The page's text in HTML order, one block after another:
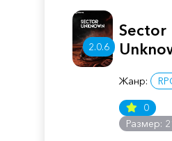
2.0.6
Sector
Жанр:
0
Размер: